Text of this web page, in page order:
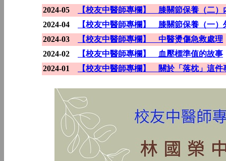
2024-05
【校友中醫師專欄】 膝關節保養（二）
2024-04
【校友中醫師專欄】 膝關節保養（一）
2024-03
【校友中醫師專欄】 中醫燙傷急救處理
2024-02
【校友中醫師專欄】 血壓標準值的故事
2024-01
【校友中醫師專欄】 關於「落枕」這件